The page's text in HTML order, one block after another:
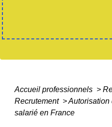
Accueil professionnels >
Recrutement >Autorisation
salarié en France